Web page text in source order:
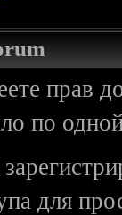
прав
по
для